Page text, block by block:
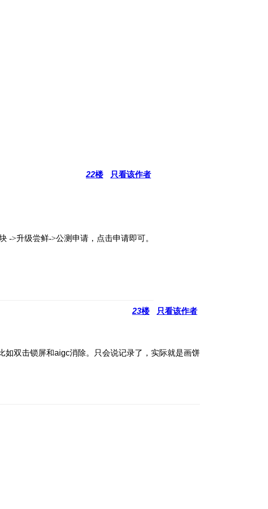
22楼 只看该作者
->升级尝鲜->公测申请，点击申请即可。
23楼 只看该作者
如双击锁屏和aigc消除。只会说记录了，实际就是画饼